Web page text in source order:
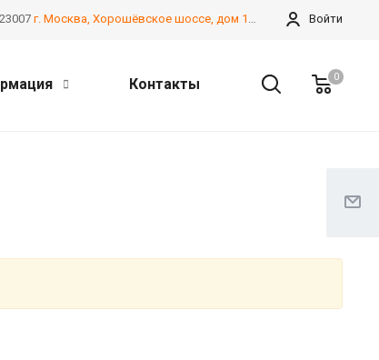
Войти
г. Москва, Хорошёвское шоссе, дом 13А, корпус 2
0
Контакты